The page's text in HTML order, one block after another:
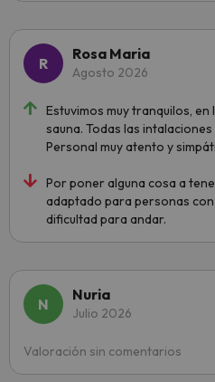
Rosa Maria
Agosto 2026
Estuvimos muy tranquilos, en
sauna. Todas las intalaciones
Personal muy atento y
Por poner alguna cosa a
adaptado para personas
dificultad para andar.
Nuria
Julio 2026
Valoración sin comentarios